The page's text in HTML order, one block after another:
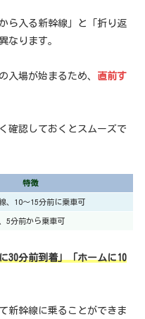
ら入る新幹線」と「折り返
なります。
入場が始まるため、 直前す
確認しておくとスムーズで
特徴
、10〜15分前に乗車可
5分前から乗車可
30分前到着」「ホームに10
新幹線に乗ることができま